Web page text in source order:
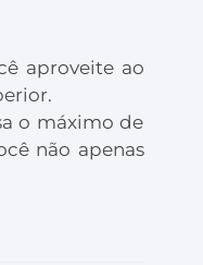
aproveite ao
o máximo de
não apenas